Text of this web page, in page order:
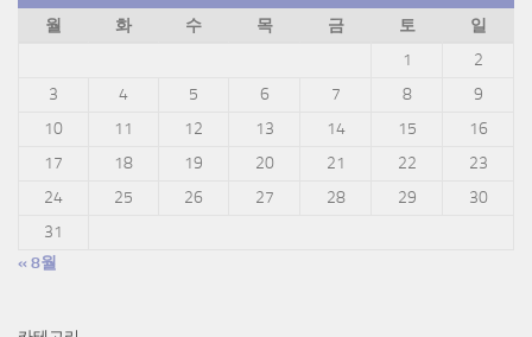
월
화 수 목 금 토
일
1
2
3
4 5 6 7 8
9
10
11 12 13 14 15
16
17
18 19 20 21 22
23
24
25 26 27 28 29
30
31
« 8월